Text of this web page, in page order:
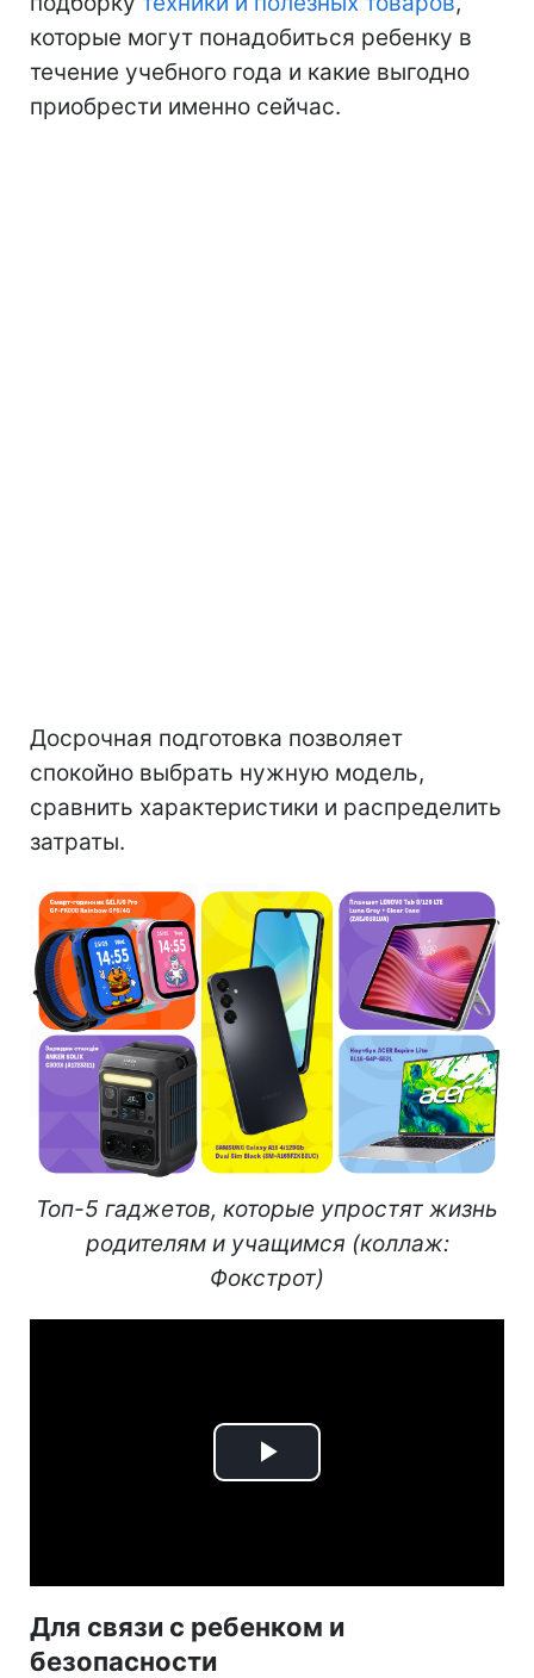
которые могут понадобиться ребенку в
течение учебного года и какие выгодно
приобрести именно сейчас.
Досрочная подготовка позволяет
спокойно выбрать нужную модель,
сравнить характеристики и распределить
затраты.
Топ-5 гаджетов, которые упростят жизнь
родителям и учащимся (коллаж:
Фокстрот)
Play
Для связи с ребенком и
безопасности